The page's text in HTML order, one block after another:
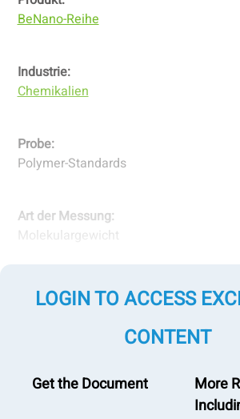
BeNano-Reihe
Industrie:
Chemikalien
Probe:
Polymer-Standards
Art der Messung:
Molekulargewicht
Messung nach Technologie:
Statische Lichtstreuung
LOGIN TO ACCESS
CONTENT
Get the Document
More